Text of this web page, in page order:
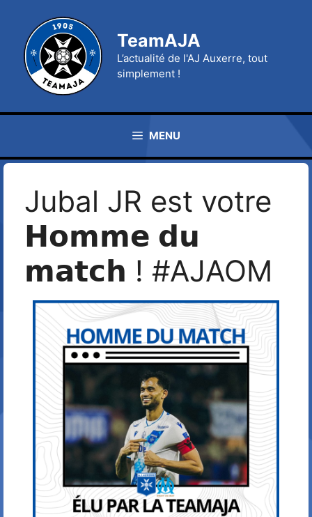
contenu
TeamAJA
L’actualité de l'AJ Auxerre, tout
simplement !
MENU
Jubal JR est votre
𝗛𝗼𝗺𝗺𝗲 𝗱𝘂
𝗺𝗮𝘁𝗰𝗵 ! #AJAOM